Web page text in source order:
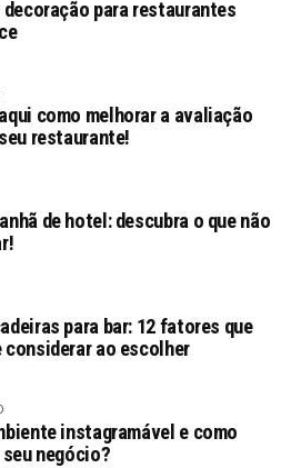
decoração para restaurantes
como melhorar a avaliação
restaurante!
de hotel: descubra o que não
para bar: 12 fatores que
considerar ao escolher
instagramável e como
negócio?